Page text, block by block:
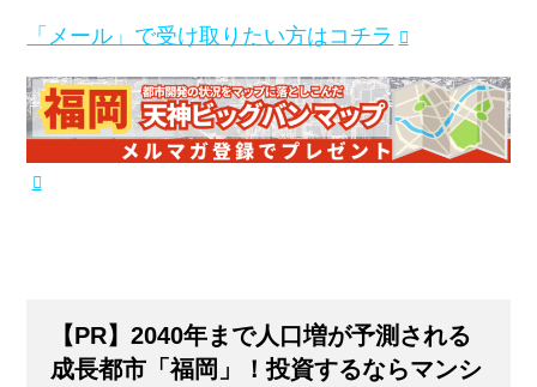
「メール」で受け取りたい方はコチラ
【PR】2040年まで人口増が予測される
成長都市「福岡」！投資するならマンシ